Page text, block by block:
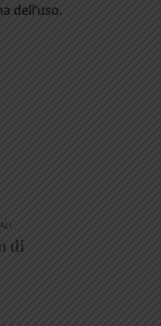
dell’uso.
di